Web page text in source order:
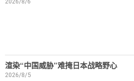
渲染“中国威胁”难掩日本战略野心
2026/8/5